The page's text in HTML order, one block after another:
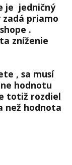
je jedničný
priamo
.
zníženie
, sa musí
hodnotu
totiž rozdiel
než hodnota